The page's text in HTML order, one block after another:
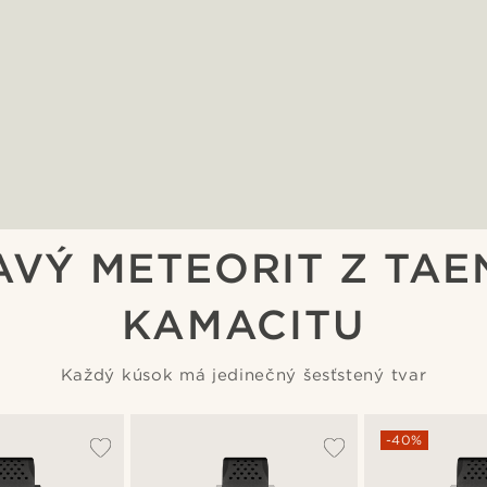
METEORIT Z
KAMACITU
Každý kúsok má jedinečný šesťstený tvar
-40%